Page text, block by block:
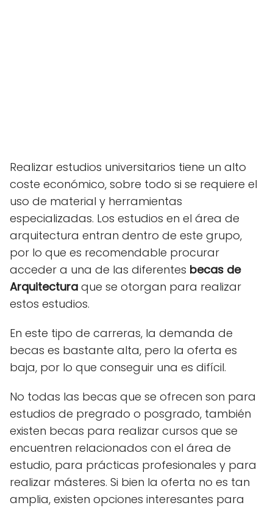
Realizar estudios universitarios tiene un alto
coste económico, sobre todo si se requiere el
uso de material y herramientas
especializadas. Los estudios en el área de
arquitectura entran dentro de este grupo,
por lo que es recomendable procurar
acceder a una de las diferentes becas de
Arquitectura que se otorgan para realizar
estos estudios.
En este tipo de carreras, la demanda de
becas es bastante alta, pero la oferta es
baja, por lo que conseguir una es difícil.
No todas las becas que se ofrecen son para
estudios de pregrado o posgrado, también
existen becas para realizar cursos que se
encuentren relacionados con el área de
estudio, para prácticas profesionales y para
realizar másteres. Si bien la oferta no es tan
amplia, existen opciones interesantes para